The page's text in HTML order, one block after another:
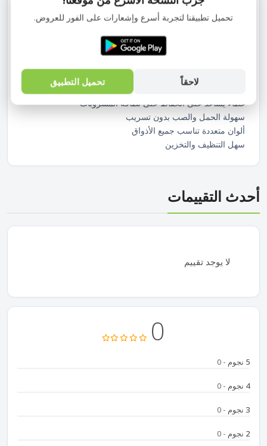
مصنوع من خامات عملية وخفيفة ويتميز بسهولة الاستخدام مما
يجعله مثاليًا للاستخدام اليومي في المنزل أو أثناء العزومات.
خامة عملية وخفيفة الوزن لسهولة الاستخدام
مناسب للمياه والعصائر والمشروبات الباردة
غطاء يساعد على الحفاظ على نظافة المشروبات
سهولة الحمل والصب بدون تسريب
ألوان متعددة تناسب جميع الأذواق
سهل التنظيف والتخزين
أحدث التقييمات
لا يوجد تقييم
0
5 نجوم - 0
4 نجوم - 0
3 نجوم - 0
2 نجوم - 0
تحميل تطبيقنا لتجربة أسرع وإشعارات على الفور للعروض.
لاحقاً تحميل التطبيق